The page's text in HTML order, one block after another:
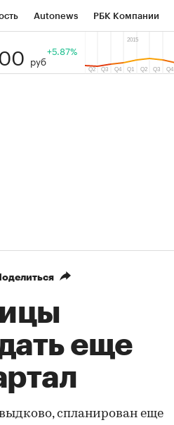
Autonews РБК Компании
Тренды
руб
+5.87%
еще
спланирован еще